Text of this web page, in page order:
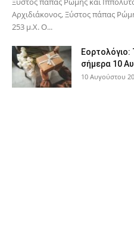
Αρχιδιάκονος, Ξύστος πάπας
253 μ.Χ. Ο...
σήμερα 10
10 Αυγούστου